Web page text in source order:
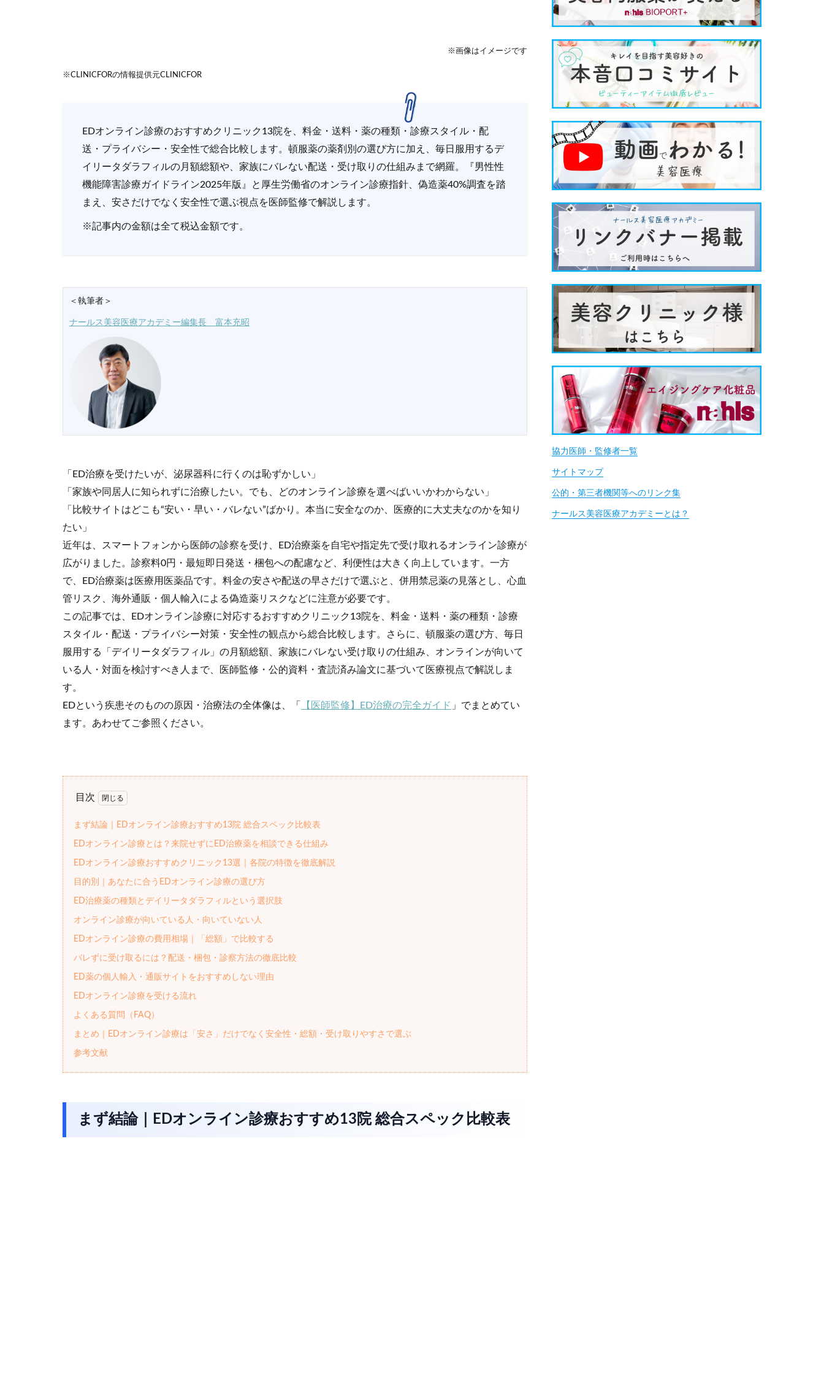
※画像はイメージです
※CLINICFORの情報提供元CLINICFOR
EDオンライン診療のおすすめクリニック13院を、料金・送料・薬の種類・診療スタイル・配
送・プライバシー・安全性で総合比較します。頓服薬の薬剤別の選び方に加え、毎日服用するデ
イリータダラフィルの月額総額や、家族にバレない配送・受け取りの仕組みまで網羅。『男性性
機能障害診療ガイドライン2025年版』と厚生労働省のオンライン診療指針、偽造薬40%調査を踏
まえ、安さだけでなく安全性で選ぶ視点を医師監修で解説します。
※記事内の金額は全て税込金額です。
＜執筆者＞
ナールス美容医療アカデミー編集長 富本充昭
「ED治療を受けたいが、泌尿器科に行くのは恥ずかしい」
「家族や同居人に知られずに治療したい。でも、どのオンライン診療を選べばいいかわからない」
「比較サイトはどこも“安い・早い・バレない”ばかり。本当に安全なのか、医療的に大丈夫なのかを知り
たい」
近年は、スマートフォンから医師の診察を受け、ED治療薬を自宅や指定先で受け取れるオンライン診療が
広がりました。診察料0円・最短即日発送・梱包への配慮など、利便性は大きく向上しています。一方
で、ED治療薬は医療用医薬品です。料金の安さや配送の早さだけで選ぶと、併用禁忌薬の見落とし、心血
管リスク、海外通販・個人輸入による偽造薬リスクなどに注意が必要です。
この記事では、EDオンライン診療に対応するおすすめクリニック13院を、料金・送料・薬の種類・診療
スタイル・配送・プライバシー対策・安全性の観点から総合比較します。さらに、頓服薬の選び方、毎日
服用する「デイリータダラフィル」の月額総額、家族にバレない受け取りの仕組み、オンラインが向いて
いる人・対面を検討すべき人まで、医師監修・公的資料・査読済み論文に基づいて医療視点で解説しま
す。
EDという疾患そのものの原因・治療法の全体像は、「
【医師監修】ED治療の完全ガイド 」でまとめてい
ます。あわせてご参照ください。
目次
まず結論｜EDオンライン診療おすすめ13院 総合スペック比較表
EDオンライン診療とは？来院せずにED治療薬を相談できる仕組み
EDオンライン診療おすすめクリニック13選｜各院の特徴を徹底解説
目的別｜あなたに合うEDオンライン診療の選び方
ED治療薬の種類とデイリータダラフィルという選択肢
オンライン診療が向いている人・向いていない人
EDオンライン診療の費用相場｜「総額」で比較する
バレずに受け取るには？配送・梱包・診察方法の徹底比較
ED薬の個人輸入・通販サイトをおすすめしない理由
EDオンライン診療を受ける流れ
よくある質問（FAQ）
まとめ｜EDオンライン診療は「安さ」だけでなく安全性・総額・受け取りやすさで選ぶ
参考文献
まず結論｜EDオンライン診療おすすめ13院 総合スペック比較表
協力医師・監修者一覧
サイトマップ
公的・第三者機関等へのリンク集
ナールス美容医療アカデミーとは？